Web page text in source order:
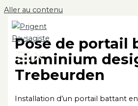
Aller au contenu
Pose de portail
aluminium
Trebeurden
Installation d’un portail battant